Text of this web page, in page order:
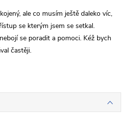
ale co musím ještě daleko víc,
se kterým jsem se setkal.
se poradit a pomoci. Kéž bych
častěji.